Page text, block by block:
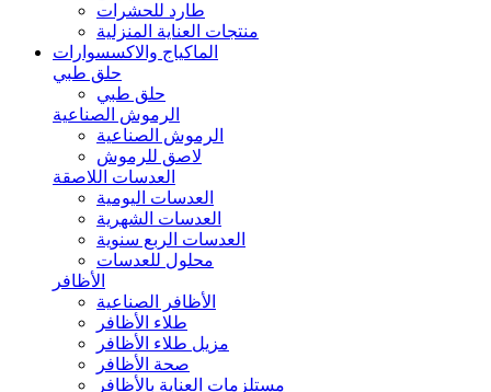
طارد للحشرات
منتجات العناية المنزلية
الماكياج والاكسسوارات
حلق طبي
حلق طبي
الرموش الصناعية
الرموش الصناعية
لاصق للرموش
العدسات اللاصقة
العدسات اليومية
العدسات الشهرية
العدسات الربع سنوية
محلول للعدسات
الأظافر
الأظافر الصناعية
طلاء الأظافر
مزيل طلاء الأظافر
صحة الأظافر
مستلزمات العناية بالأظافر